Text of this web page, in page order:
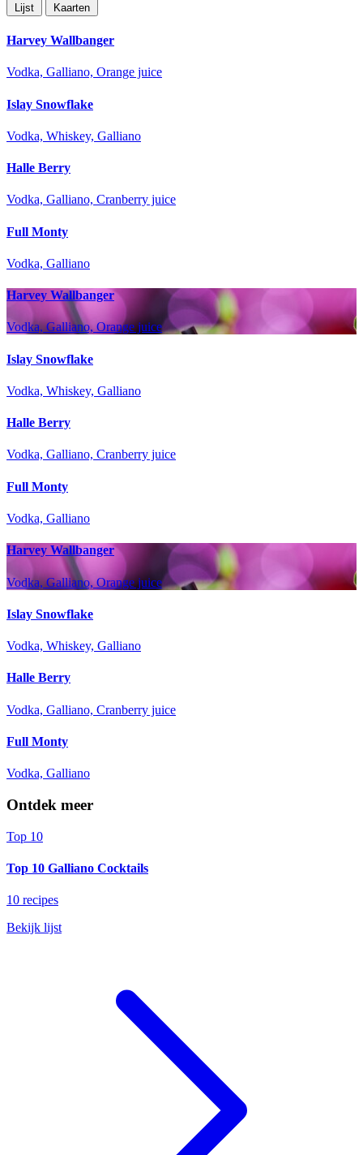
Lijst Kaarten
Harvey Wallbanger
Vodka, Galliano, Orange juice
Islay Snowflake
Vodka, Whiskey, Galliano
Halle Berry
Vodka, Galliano, Cranberry juice
Full Monty
Vodka, Galliano
Harvey Wallbanger
Vodka, Galliano, Orange juice
Islay Snowflake
Vodka, Whiskey, Galliano
Halle Berry
Vodka, Galliano, Cranberry juice
Full Monty
Vodka, Galliano
Harvey Wallbanger
Vodka, Galliano, Orange juice
Islay Snowflake
Vodka, Whiskey, Galliano
Halle Berry
Vodka, Galliano, Cranberry juice
Full Monty
Vodka, Galliano
Ontdek meer
Top 10
Top 10 Galliano Cocktails
10 recipes
Bekijk lijst